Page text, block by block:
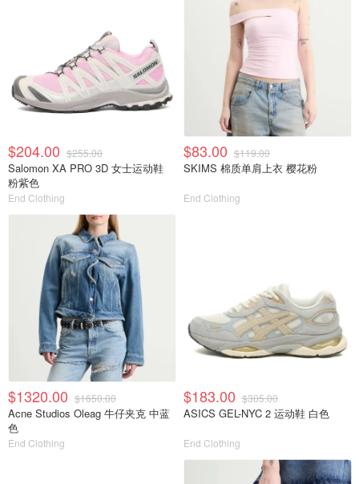
$204.00 $255.00
Salomon XA PRO 3D 女士运动鞋
粉紫色
End Clothing
$83.00 $119.00
SKIMS 棉质单肩上衣 樱花粉
End Clothing
$1320.00 $1650.00
Acne Studios Oleag 牛仔夹克 中蓝
色
End Clothing
$183.00 $305.00
ASICS GEL-NYC 2 运动鞋 白色
End Clothing